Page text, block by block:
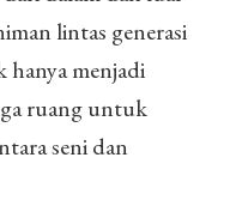
lintas generasi
hanya menjadi
ruang untuk
seni dan